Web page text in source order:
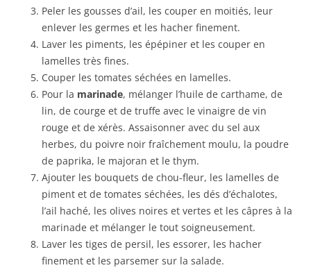
Peler les gousses d’ail, les couper en moitiés, leur
enlever les germes et les hacher finement.
Laver les piments, les épépiner et les couper en
lamelles très fines.
Couper les tomates séchées en lamelles.
Pour la marinade, mélanger l’huile de carthame, de
lin, de courge et de truffe avec le vinaigre de vin
rouge et de xérès. Assaisonner avec du sel aux
herbes, du poivre noir fraîchement moulu, la poudre
de paprika, le majoran et le thym.
Ajouter les bouquets de chou-fleur, les lamelles de
piment et de tomates séchées, les dés d’échalotes,
l’ail haché, les olives noires et vertes et les câpres à la
marinade et mélanger le tout soigneusement.
Laver les tiges de persil, les essorer, les hacher
finement et les parsemer sur la salade.